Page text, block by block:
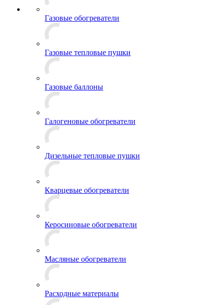
Газовые обогреватели
Газовые тепловые пушки
Газовые баллоны
Галогеновые обогреватели
Дизельные тепловые пушки
Кварцевые обогреватели
Керосиновые обогреватели
Масляные обогреватели
Расходные материалы